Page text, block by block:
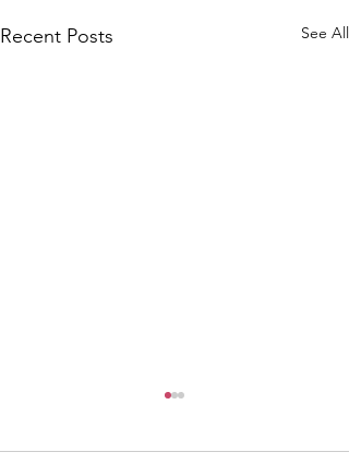
Recent Posts See All